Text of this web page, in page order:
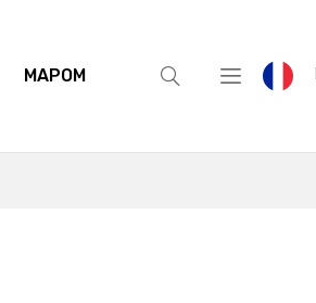
MAPOM